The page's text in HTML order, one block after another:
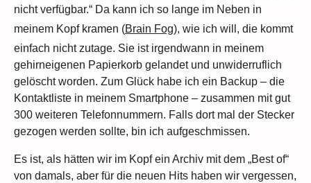
nicht verfügbar.“ Da kann ich so lange im Neben in
meinem Kopf kramen (Brain Fog), wie ich will, die kommt
einfach nicht zutage. Sie ist irgendwann in meinem
gehirneigenen Papierkorb gelandet und unwiderruflich
gelöscht worden. Zum Glück habe ich ein Backup – die
Kontaktliste in meinem Smartphone – zusammen mit gut
300 weiteren Telefonnummern. Falls dort mal der Stecker
gezogen werden sollte, bin ich aufgeschmissen.
Es ist, als hätten wir im Kopf ein Archiv mit dem „Best of“
von damals, aber für die neuen Hits haben wir vergessen,